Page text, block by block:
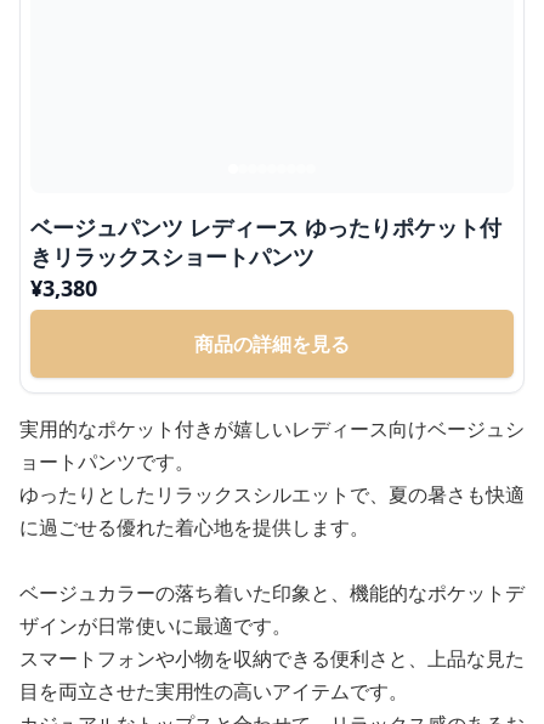
ベージュパンツ レディース ゆったりポケット付
きリラックスショートパンツ
¥3,380
商品の詳細を見る
実用的なポケット付きが嬉しいレディース向けベージュシ
ョートパンツです。
ゆったりとしたリラックスシルエットで、夏の暑さも快適
に過ごせる優れた着心地を提供します。
ベージュカラーの落ち着いた印象と、機能的なポケットデ
ザインが日常使いに最適です。
スマートフォンや小物を収納できる便利さと、上品な見た
目を両立させた実用性の高いアイテムです。